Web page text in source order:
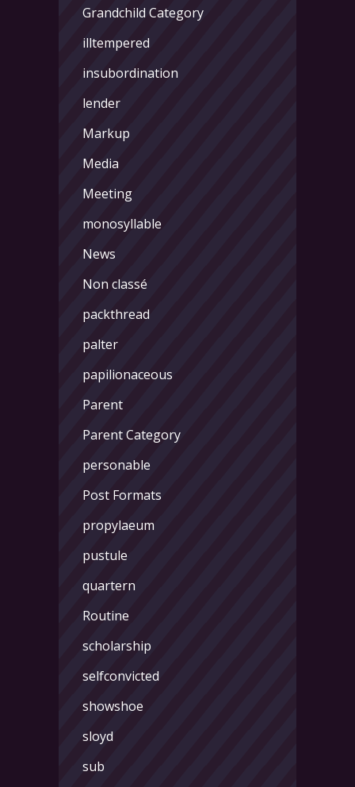
Grandchild Category
illtempered
insubordination
lender
Markup
Media
Meeting
monosyllable
News
Non classé
packthread
palter
papilionaceous
Parent
Parent Category
personable
Post Formats
propylaeum
pustule
quartern
Routine
scholarship
selfconvicted
showshoe
sloyd
sub